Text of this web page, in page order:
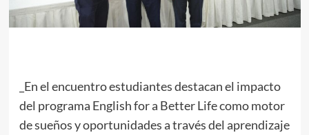
_En el encuentro estudiantes destacan el impacto
del programa English for a Better Life como motor
de sueños y oportunidades a través del aprendizaje